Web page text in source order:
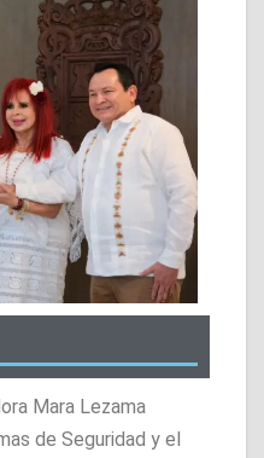
Mara Lezama
de Seguridad y el